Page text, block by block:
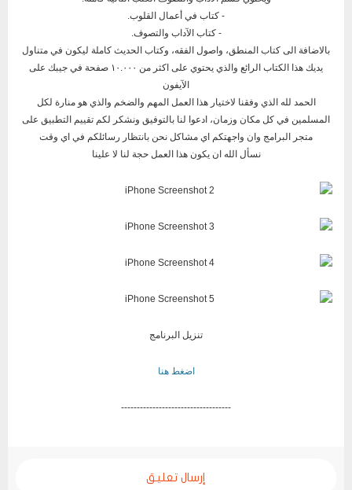
- كتاب في أعمال القلوب.
- كتاب الآداب والتصوف.
بالاضافة الى كتاب المنطق، واصول الفقه، وكتاب الحديث كاملة ليكون في متناول
يديك هذا الكتاب الرائع والذي يحتوي على اكثر من ١٠.٠٠٠ صفحة في جيبك على
الآيفون
الحمد لله الذي وفقنا لاختيار هذا العمل المهم والضخم والذي هو منارة لكل
المسلمين في كل مكان وزمان، ادعوا لنا بالتوفيق ونشكر لكم تقييم التطبيق على
متجر البرامج وان واجهتكم اي مشاكل نحن بانتظار رسائلكم في اي وقت
نسأل الله ان يكون هذا العمل حجة لنا لا علينا
تنزيل البرنامج
اضغط هنا
-----------------------------------
إرسال تعليق